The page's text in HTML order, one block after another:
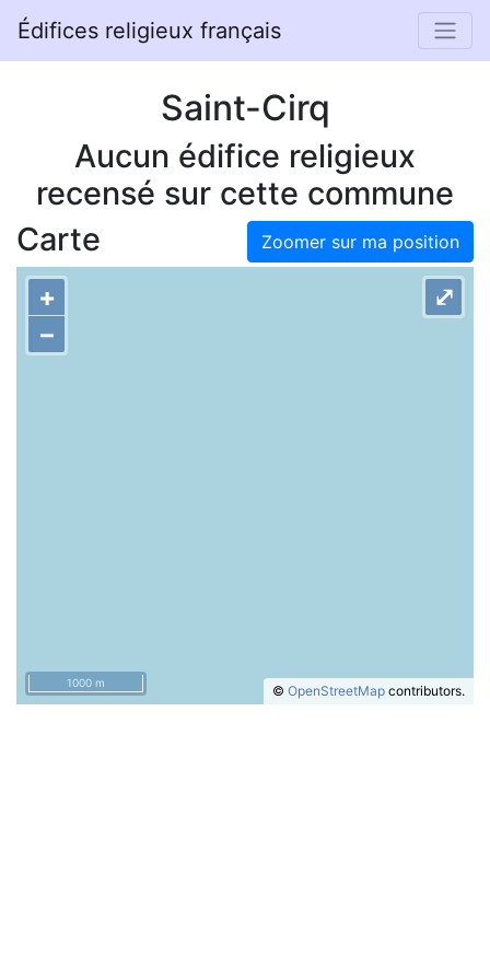
Édifices religieux français
Saint-Cirq
Aucun édifice religieux
recensé sur cette commune
Zoomer sur ma position
Carte
+
–
© OpenStreetMap contributors.
⤢
1000 m